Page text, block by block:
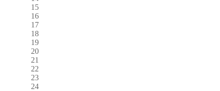
15
16
17
18
19
20
21
22
23
24